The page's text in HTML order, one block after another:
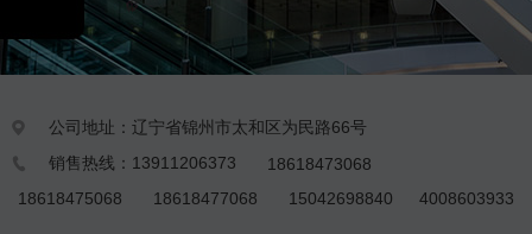
 公司地址：辽宁省锦州市太和区为民路66号
 销售热线：13911206373
18618473068
18618475068
18618477068 15042698840 4008603933